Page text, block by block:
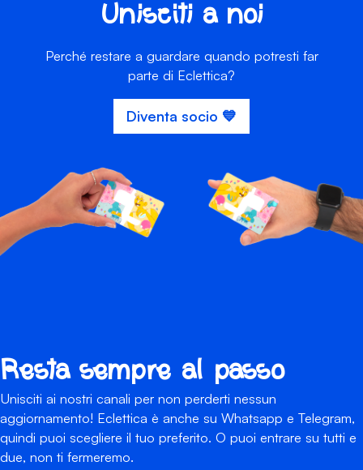
Unisciti a noi
Perché restare a guardare quando potresti far
parte di Eclettica?
Diventa socio 💙
Resta sempre al passo
Unisciti ai nostri canali per non perderti nessun
aggiornamento! Eclettica è anche su Whatsapp e Telegram,
quindi puoi scegliere il tuo preferito. O puoi entrare su tutti e
due, non ti fermeremo.